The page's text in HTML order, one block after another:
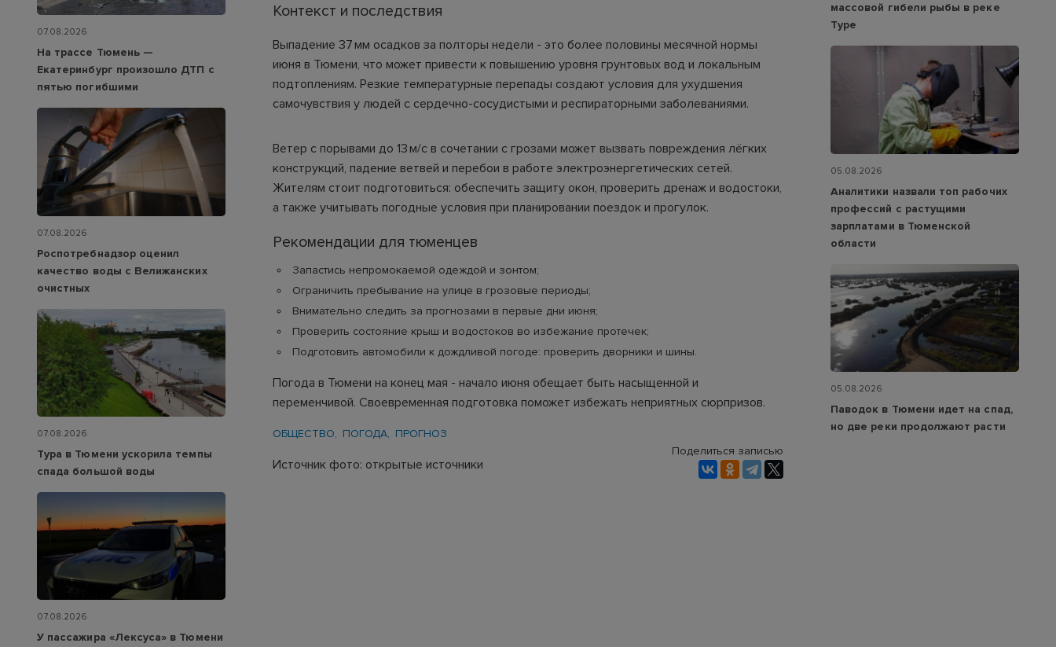
Контекст и последствия
Выпадение 37 мм осадков за полторы недели - это более половины месячной нормы
июня в Тюмени, что может привести к повышению уровня грунтовых вод и локальным
подтоплениям. Резкие температурные перепады создают условия для ухудшения
самочувствия у людей с сердечно-сосудистыми и респираторными заболеваниями.
Ветер с порывами до 13 м/с в сочетании с грозами может вызвать повреждения лёгких
конструкций, падение ветвей и перебои в работе электроэнергетических сетей.
Жителям стоит подготовиться: обеспечить защиту окон, проверить дренаж и водостоки,
а также учитывать погодные условия при планировании поездок и прогулок.
Рекомендации для тюменцев
Запастись непромокаемой одеждой и зонтом;
Ограничить пребывание на улице в грозовые периоды;
Внимательно следить за прогнозами в первые дни июня;
Проверить состояние крыш и водостоков во избежание протечек;
Подготовить автомобили к дождливой погоде: проверить дворники и шины.
Погода в Тюмени на конец мая - начало июня обещает быть насыщенной и
переменчивой. Своевременная подготовка поможет избежать неприятных сюрпризов.
ОБЩЕСТВО ПОГОДА ПРОГНОЗ
Источник фото: открытые источники
Поделиться записью
07.08.2026
На трассе Тюмень —
Екатеринбург произошло ДТП с
пятью погибшими
07.08.2026
Роспотребнадзор оценил
качество воды с Велижанских
очистных
07.08.2026
Тура в Тюмени ускорила темпы
спада большой воды
07.08.2026
У пассажира «Лексуса» в Тюмени
массовой гибели рыбы в реке
Туре
05.08.2026
Аналитики назвали топ рабочих
профессий с растущими
зарплатами в Тюменской
области
05.08.2026
Паводок в Тюмени идет на спад,
но две реки продолжают расти